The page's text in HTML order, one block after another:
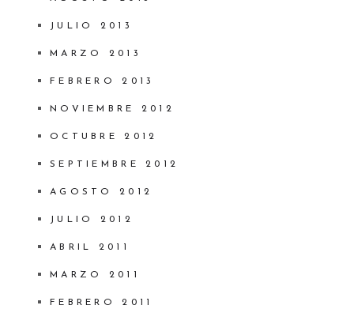
JULIO 2013
MARZO 2013
FEBRERO 2013
NOVIEMBRE 2012
OCTUBRE 2012
SEPTIEMBRE 2012
AGOSTO 2012
JULIO 2012
ABRIL 2011
MARZO 2011
FEBRERO 2011